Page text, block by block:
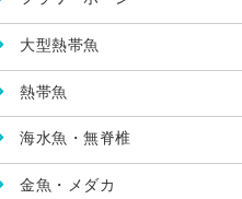
大型熱帯魚
熱帯魚
海水魚・無脊椎
金魚・メダカ